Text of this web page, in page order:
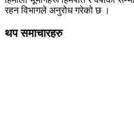
रहन विभागले अनुरोध गरेको छ ।
थप समाचारहरु